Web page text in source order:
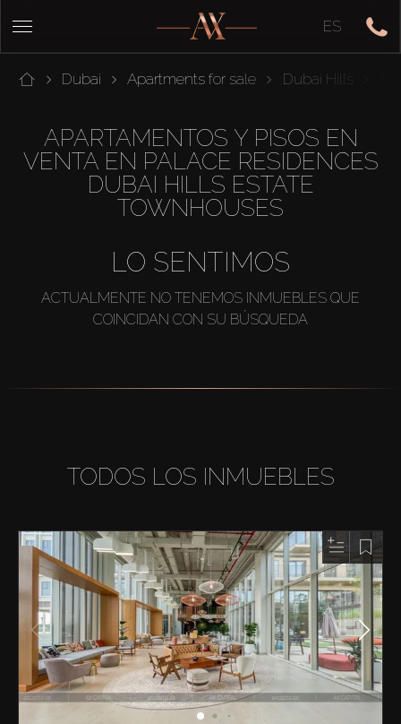
ES
Dubai Apartments for sale Dubai Hills
APARTAMENTOS Y PISOS EN
VENTA EN PALACE RESIDENCES
DUBAI HILLS ESTATE
TOWNHOUSES
LO SENTIMOS
ACTUALMENTE NO TENEMOS INMUEBLES QUE
COINCIDAN CON SU BÚSQUEDA
TODOS LOS INMUEBLES